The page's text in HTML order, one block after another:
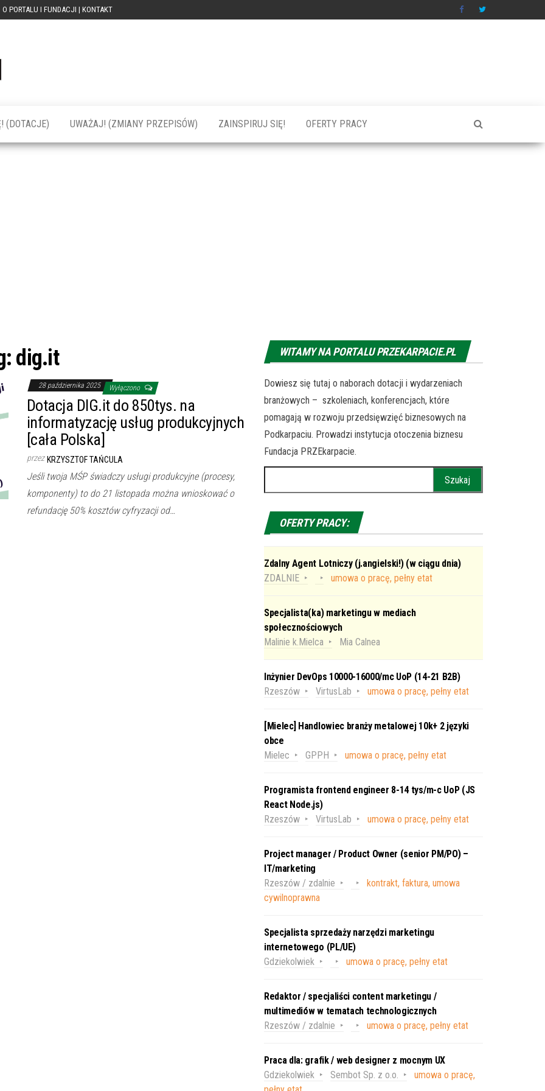
O PORTALU I FUNDACJI | KONTAKT
szkolenia dla
firm
(DOTACJE) UWAŻAJ! (ZMIANY PRZEPISÓW) ZAINSPIRUJ SIĘ! OFERTY PRACY
dig.it
28 października 2025 Wyłączono
Dotacja DIG.it do 850tys. na
informatyzację usług produkcyjnych
[cała Polska]
przez KRZYSZTOF TAŃCULA
Jeśli twoja MŚP świadczy usługi produkcyjne (procesy,
komponenty) to do 21 listopada można wnioskować o
refundację 50% kosztów cyfryzacji od…
WITAMY NA PORTALU PRZEKARPACIE.PL
Dowiesz się tutaj o naborach dotacji i wydarzeniach
branżowych – szkoleniach, konferencjach, które
pomagają w rozwoju przedsięwzięć biznesowych na
Podkarpaciu. Prowadzi instytucja otoczenia biznesu
Fundacja PRZEkarpacie.
OFERTY PRACY:
Zdalny Agent Lotniczy (j.angielski!) (w ciągu dnia)
ZDALNIE
umowa o pracę, pełny etat
Specjalista(ka) marketingu w mediach
społecznościowych
Malinie k.Mielca
Mia Calnea
Inżynier DevOps 10000-16000/mc UoP (14-21 B2B)
Rzeszów
VirtusLab umowa o pracę, pełny etat
[Mielec] Handlowiec branży metalowej 10k+ 2 języki
obce
Mielec
GPPH umowa o pracę, pełny etat
Programista frontend engineer 8-14 tys/m-c UoP (JS
React Node.js)
Rzeszów
VirtusLab umowa o pracę, pełny etat
Project manager / Product Owner (senior PM/PO) –
IT/marketing
Rzeszów / zdalnie
kontrakt, faktura, umowa
cywilnoprawna
Specjalista sprzedaży narzędzi marketingu
internetowego (PL/UE)
Gdziekolwiek
umowa o pracę, pełny etat
Redaktor / specjaliści content marketingu /
multimediów w tematach technologicznych
Rzeszów / zdalnie
umowa o pracę, pełny etat
Praca dla: grafik / web designer z mocnym UX
Gdziekolwiek
Sembot Sp. z o.o.
umowa o pracę,